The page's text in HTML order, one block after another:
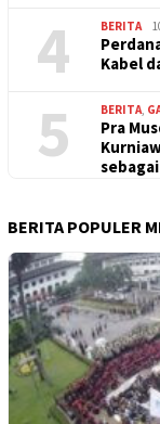
4 BERITA
Kabel
5 BERITA
Pra
BERITA POPULER